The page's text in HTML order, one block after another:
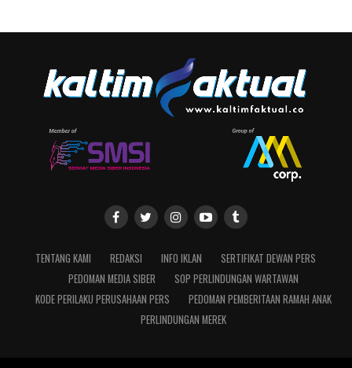
TENTANG KAMI REDAKSI INFO IKLAN
SERTIFIKAT DEWAN PERS
PEDOMAN MEDIA SIBER
SOP PERLINDUNGAN WARTAWAN
KODE PERILAKU PERUSAHAAN PERS
PEDOMAN PEMBERITAAN RAMAH ANAK
PERLINDUNGAN MEREK